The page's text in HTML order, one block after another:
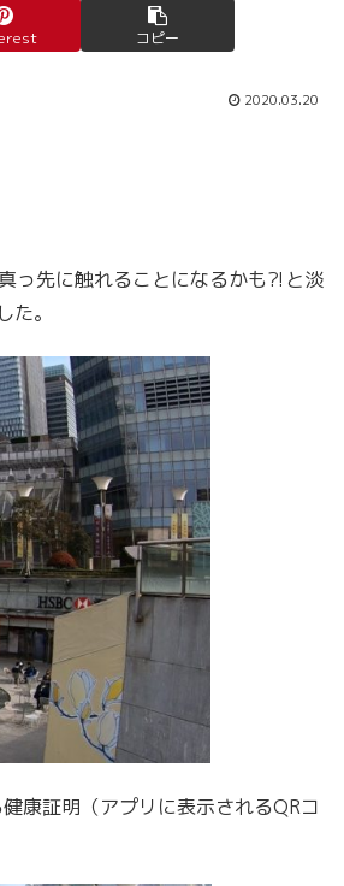
コピー
2020.03.20
っ先に触れることになるかも⁈と淡
。
康証明（アプリに表示されるQRコ